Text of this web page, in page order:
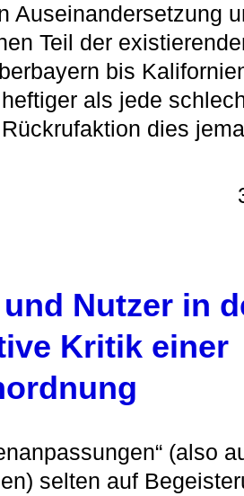
Auseinandersetzung
Teil der
bis
als jede
dies
Nutzer in
Kritik einer
(also
selten auf